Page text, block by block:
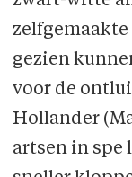
gezien
voor de
Hollander
artsen in spe